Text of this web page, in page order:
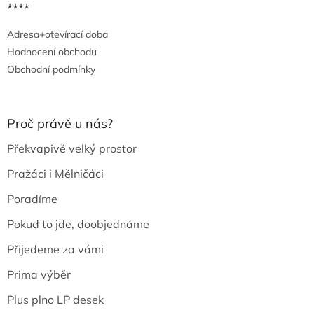
****
Adresa+otevírací doba
Hodnocení obchodu
Obchodní podmínky
Proč právě u nás?
Překvapivě velký prostor
Pražáci i Mělničáci
Poradíme
Pokud to jde, doobjednáme
Přijedeme za vámi
Prima výběr
Plus plno LP desek